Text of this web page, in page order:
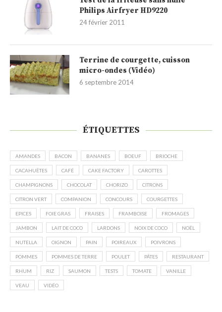
Philips Airfryer HD9220
24 février 2011
Terrine de courgette, cuisson
micro-ondes (Vidéo)
6 septembre 2014
ÉTIQUETTES
AMANDES BACON BANANES BOEUF BRIOCHE
CACAHUÈTES CAFÉ CAKE FACTORY CAROTTES
CHAMPIGNONS CHOCOLAT CHORIZO CITRONS
CITRON VERT COMPANION CONCOURS COURGETTES
EPICES FOIE GRAS FRAISES FRAMBOISE FROMAGES
JAMBON LAIT DE COCO LARDONS NOIX DE COCO NOËL
NUTELLA OIGNON PAIN POIREAUX POIVRONS
POMMES POMMES DE TERRE POULET PÂTES RESTAURANT
RHUM RIZ SAUMON TESTS TOMATE VANILLE
VEAU VIDÉO